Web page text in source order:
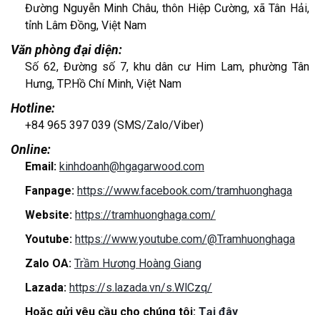
Đường Nguyễn Minh Châu, thôn Hiệp Cường, xã Tân Hải,
tỉnh Lâm Đồng, Việt Nam
Văn phòng đại diện:
Số 62, Đường số 7, khu dân cư Him Lam, phường Tân
Hưng, TP.Hồ Chí Minh, Việt Nam
Hotline:
+84 965 397 039 (SMS/Zalo/Viber)
Online:
Email: kinhdoanh@hgagarwood.com
Fanpage: https://www.facebook.com/tramhuonghaga
Website: https://tramhuonghaga.com/
Youtube: https://www.youtube.com/@Tramhuonghaga
Zalo OA: Trầm Hương Hoàng Giang
Lazada: https://s.lazada.vn/s.WlCzq/
Hoặc gửi yêu cầu cho chúng tôi: Tại đây